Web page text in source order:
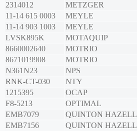
2314012
METZGER
11-14 615 0003
MEYLE
11-14 903 1003
MEYLE
LVSK895K
MOTAQUIP
8660002640
MOTRIO
8671019908
MOTRIO
N361N23
NPS
RNK-CT-030
NTY
1215395
OCAP
F8-5213
OPTIMAL
EMB7079
QUINTON HAZELL
EMB7156
QUINTON HAZELL